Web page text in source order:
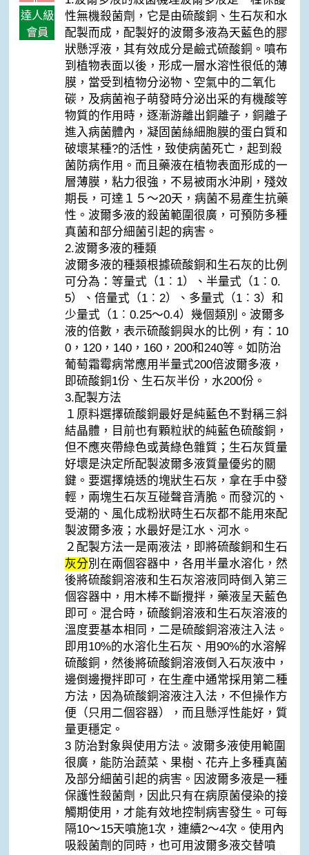
達人級
會員
性無機殺菌劑，它是由硫酸銅、生石灰和水
配製而成，配製好的波爾多液為天藍色的膠
狀懸浮液，其有效成分是鹼式硫酸銅。噴布
到植物表面以後，形成一層水溶性很低的薄
膜，當受到植物分泌物、空氣中的二氧化
碳，及病菌袍子萌發時分泌出采的有機酸等
物質的作用時，逐漸游離出銅離子，銅離子
進入病菌體內，凝固菌絲細胞膜的蛋白質和
破壞某種?的活性，致使病菌死亡，起到殺
菌防病作用。而且藥液在植物表面形成的一
層薄膜，粘力很強，不易被雨水沖刷，殘效
期長，可達１５～20天，病菌不易產生抗藥
性。波爾多液的殺菌範圍很廣，可預防多種
真菌和部分細菌引起的病害。
2.波爾多液的種類
波爾多液的種類根據硫酸銅和生石灰的比例
可分為：等量式（1︰1）、半量式（1︰0.
5）、倍量式（1︰2）、多量式（1︰3）和
少量式（1︰0.25～0.4）幾個類別。波爾多
液的倍數，表示硫酸銅與水的比例，有：10
0，120，140，160，200和240等。如防治
葡萄霜霉病常應用半量式200倍波爾多液，
即硫酸銅1份、生石灰半份，水200份。
3.配製方法
１原料選擇硫酸銅最好是純藍色不對稱三斜
結晶體，目前也有顆粒狀的純藍色硫酸銅，
但不應夾帶綠色或黃綠色雜質；生石灰質量
好壞是決定所配製波爾多液質量優劣的關
鍵。要選擇燒透的塊狀生石灰，拿在手中發
輕，兩塊生石灰互碰聲音清脆。而發沉的、
受潮的、風化成粉狀時生石灰都不能用來配
製波爾多液；水最好是江水、河水。
２配製方法一是兩液法，即將硫酸銅和生石
灰分別在兩個容器中，各用半量水溶化，然
後將硫酸銅溶液和生石灰溶液同時倒入第三
個容器中，用木棒不斷攪拌，藥液呈天藍色
即可。混合時，硫酸銅溶液和生石灰溶液的
溫度要基本相同，二是硫酸銅溶液注入法。
即用10%的水溶化生石灰、用90%的水溶解
硫酸銅，然後將硫酸銅溶液倒入石灰液中，
邊倒邊攪拌即可，在生產中通常採用第二種
方法，因為硫酸銅溶液注入法，不但操作方
便（只用二個容器），而且懸浮性能好，質
量更穩定。
3 防治對象與使用方法。波爾多液使用範圍
很廣，能防治蔬菜、果樹、花卉上多種真菌
及部分細菌引起的病害。因波爾多液是一種
保護性殺菌劑，因此只有在病原菌侵染的接
觸期使用，才能有效地控制病害發生。可每
隔10～15天噴施1次，連續2～4次。使用內
吸殺菌劑的同時，也可用波爾多液交替噴